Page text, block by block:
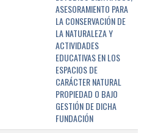
ASESORAMIENTO PARA
LA CONSERVACIÓN DE
LA NATURALEZA Y
ACTIVIDADES
EDUCATIVAS EN LOS
ESPACIOS DE
CARÁCTER NATURAL
PROPIEDAD O BAJO
GESTIÓN DE DICHA
FUNDACIÓN